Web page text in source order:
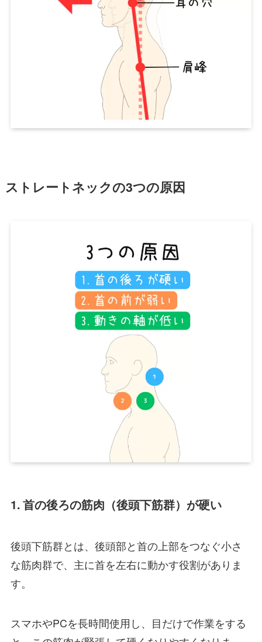
ストレートネックの3つの原因
1. 首の後ろの筋肉（後頭下筋群）が硬い
後頭下筋群とは、後頭部と首の上部をつなぐ小さ
な筋肉群で、主に首を左右に動かす役割がありま
す。
スマホやPCを長時間使用し、目だけで作業をする